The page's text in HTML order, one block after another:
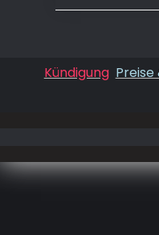
Kündigung Preise